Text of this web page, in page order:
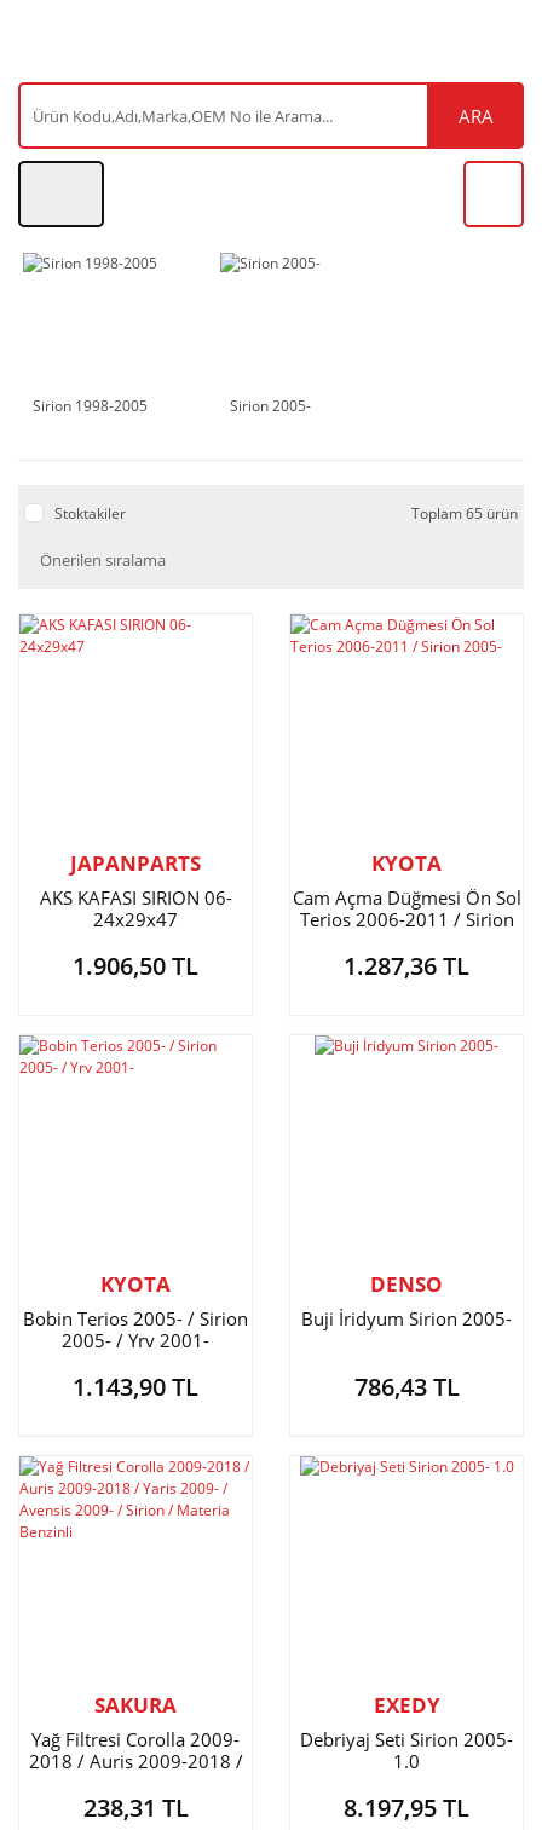
ARA
Sirion 1998-2005 Sirion 2005-
Stoktakiler Toplam 65 ürün
JAPANPARTS
AKS KAFASI SIRION 06-
24x29x47
1.906,50 TL
KYOTA
Cam Açma Düğmesi Ön Sol
Terios 2006-2011 / Sirion
1.287,36 TL
KYOTA
Bobin Terios 2005- / Sirion
2005- / Yrv 2001-
1.143,90 TL
DENSO
Buji İridyum Sirion 2005-
786,43 TL
SAKURA
Yağ Filtresi Corolla 2009-
2018 / Auris 2009-2018 /
/ Sirion / Materia Benzinli
238,31 TL
EXEDY
Debriyaj Seti Sirion 2005-
1.0
8.197,95 TL